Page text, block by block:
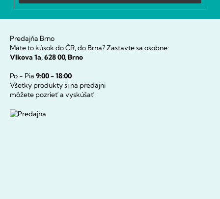
Predajňa Brno
Máte to kúsok do ČR, do Brna? Zastavte sa osobne:
Vlkova 1a, 628 00, Brno
Po - Pia 9:00 - 18:00
Všetky produkty si na predajni
môžete pozrieť a vyskúšať.